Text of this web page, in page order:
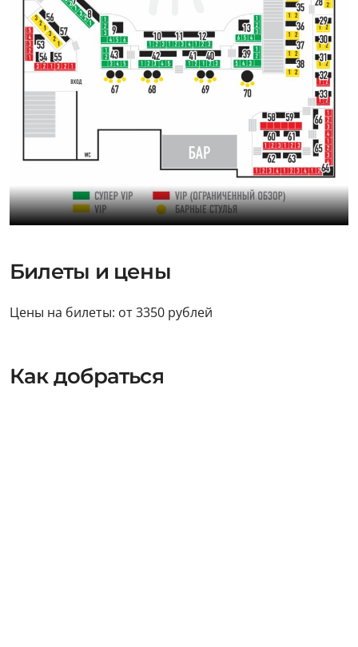
Билеты и цены
Цены на билеты: от 3350 рублей
Как добраться